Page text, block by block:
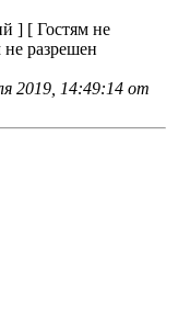
] [ Гостям не
разрешен
2019, 14:49:14 от